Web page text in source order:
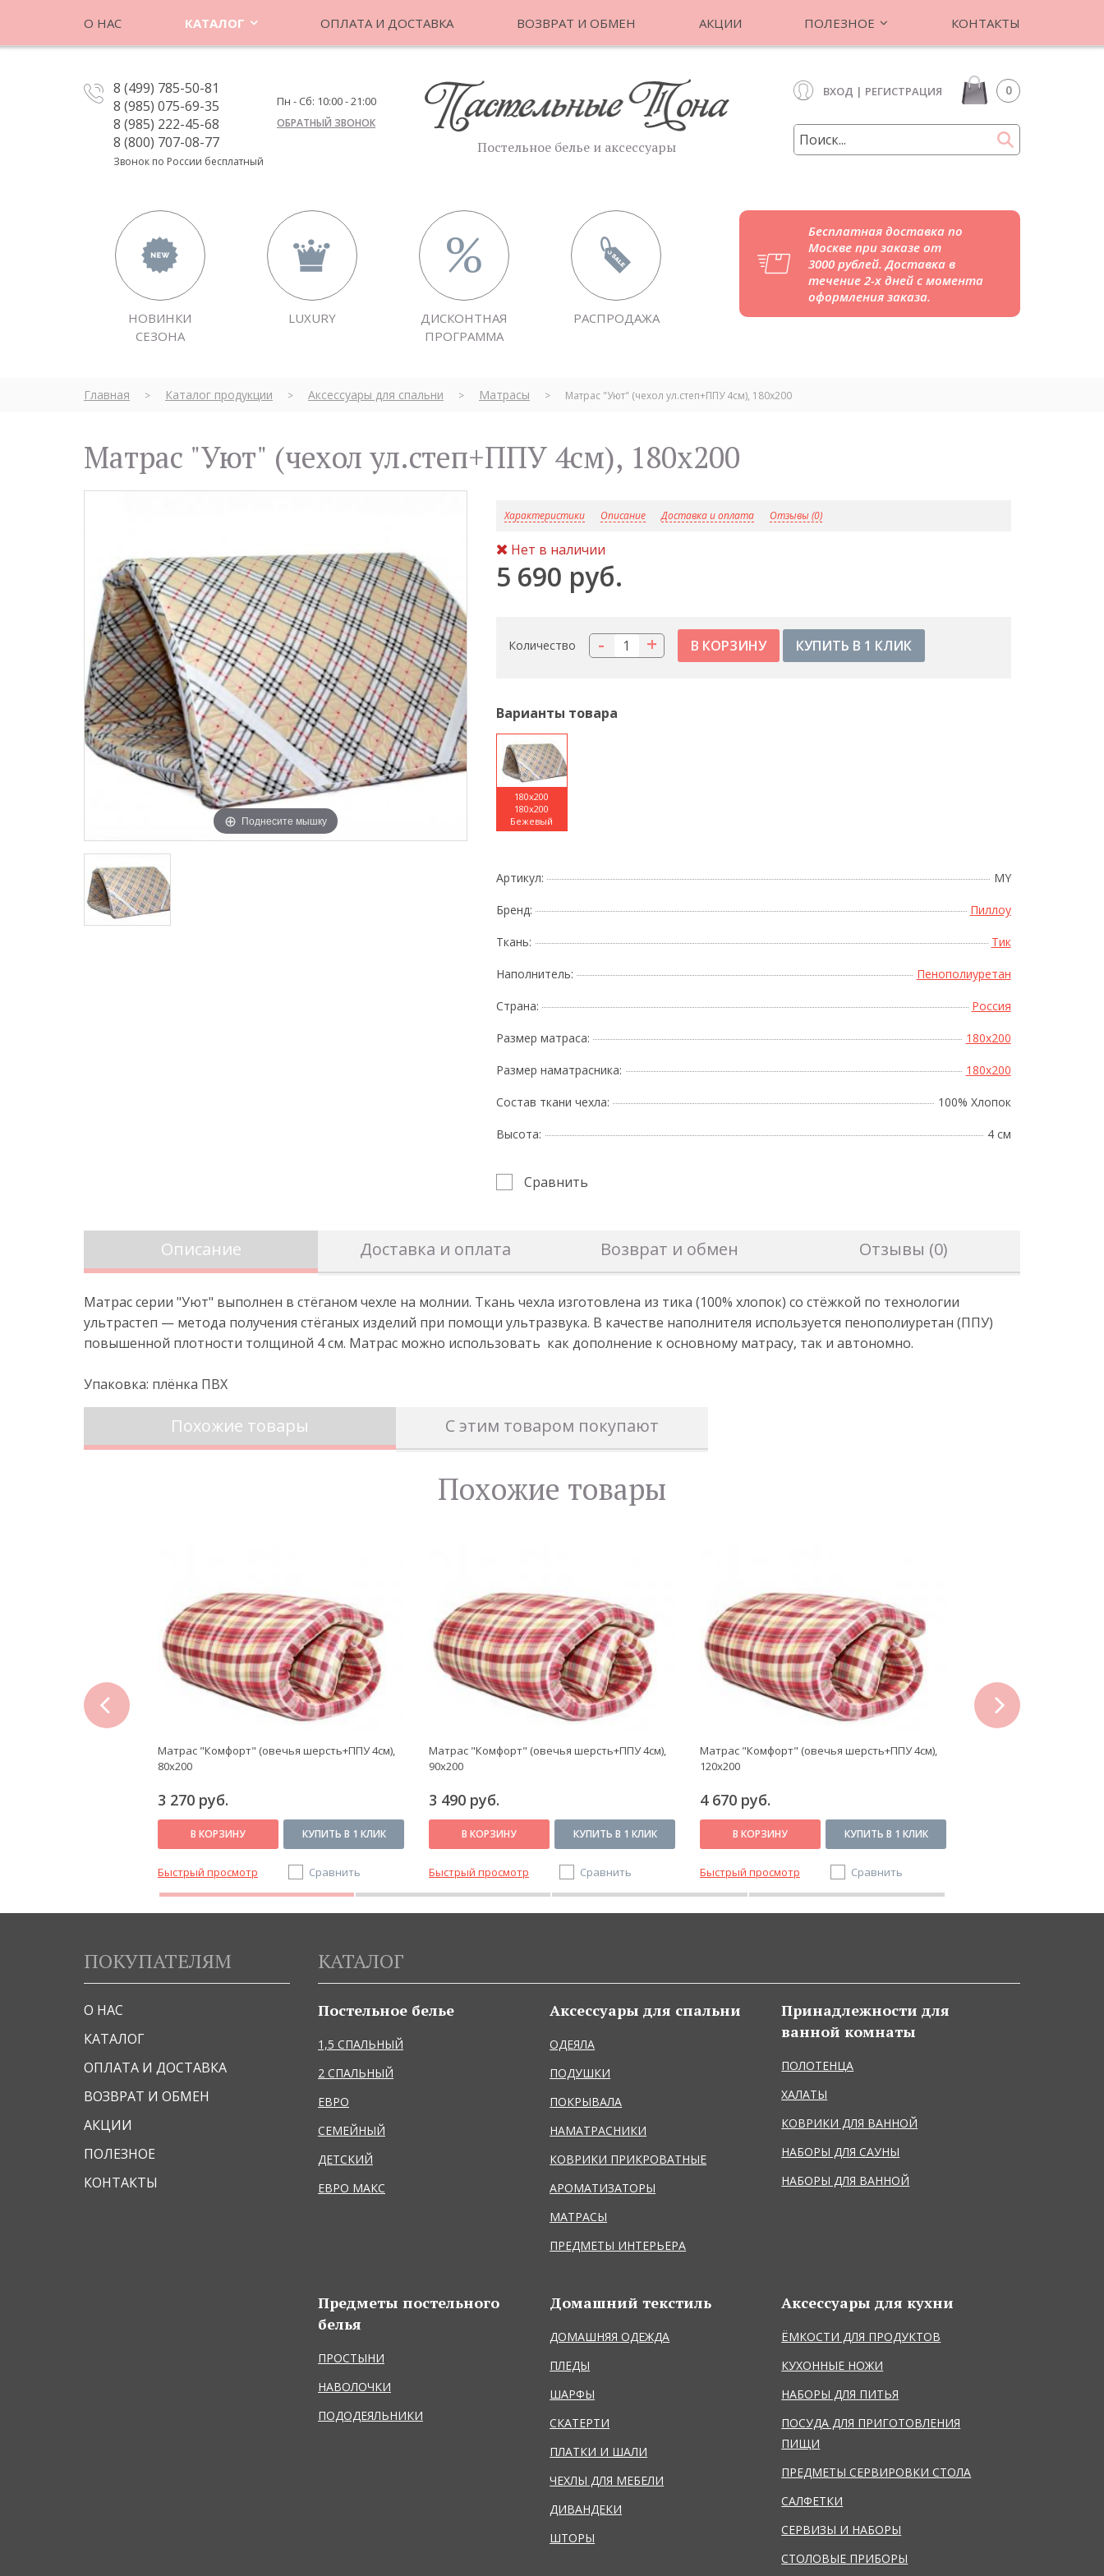
О НАС КАТАЛОГ ОПЛАТА И ДОСТАВКА ВОЗВРАТ И ОБМЕН АКЦИИ ПОЛЕЗНОЕ КОНТАКТЫ
8 (499) 785-50-81
8 (985) 075-69-35
8 (985) 222-45-68
8 (800) 707-08-77
Звонок по России бесплатный
Пн - Сб: 10:00 - 21:00
ОБРАТНЫЙ ЗВОНОК
ВХОД | РЕГИСТРАЦИЯ 0
Постельное белье и аксессуары
НОВИНКИ
СЕЗОНА
LUXURY
ДИСКОНТНАЯ
ПРОГРАММА
РАСПРОДАЖА
Бесплатная доставка по
Москве при заказе от
3000 рублей. Доставка в
течение 2-х дней с момента
оформления заказа.
Главная > Каталог продукции > Аксессуары для спальни > Матрасы > Матрас "Уют" (чехол ул.степ+ППУ 4см), 180x200
Матрас "Уют" (чехол ул.степ+ППУ 4см), 180x200
Поднесите мышку
Характеристики Описание Доставка и оплата Отзывы (0)
Нет в наличии
5 690 руб.
Количество +
- КУПИТЬ В 1 КЛИК
Варианты товара
180x200
180x200
Бежевый
Артикул: MY
Бренд: Пиллоу
Ткань: Тик
Наполнитель: Пенополиуретан
Страна: Россия
Размер матраса: 180x200
Размер наматрасника: 180x200
Состав ткани чехла: 100% Хлопок
Высота: 4 см
Сравнить
Описание Доставка и оплата Возврат и обмен Отзывы (0)
Матрас серии "Уют" выполнен в стёганом чехле на молнии. Ткань чехла изготовлена из тика (100% хлопок) со стёжкой по технологии
ультрастеп — метода получения стёганых изделий при помощи ультразвука. В качестве наполнителя используется пенополиуретан (ППУ)
повышенной плотности толщиной 4 см. Матрас можно использовать как дополнение к основному матрасу, так и автономно.
Упаковка: плёнка ПВХ
Похожие товары С этим товаром покупают
Похожие товары
Матрас "Комфорт" (овечья шерсть+ППУ 4см),
80x200
3 270 руб.
В КОРЗИНУ КУПИТЬ В 1 КЛИК
Быстрый просмотр Сравнить
Матрас "Комфорт" (овечья шерсть+ППУ 4см),
90x200
3 490 руб.
В КОРЗИНУ КУПИТЬ В 1 КЛИК
Быстрый просмотр Сравнить
Матрас "Комфорт" (овечья шерсть+ППУ 4см),
120x200
4 670 руб.
В КОРЗИНУ КУПИТЬ В 1 КЛИК
Быстрый просмотр Сравнить
next
ПОКУПАТЕЛЯМ
О НАС
КАТАЛОГ
ОПЛАТА И ДОСТАВКА
ВОЗВРАТ И ОБМЕН
АКЦИИ
ПОЛЕЗНОЕ
КОНТАКТЫ
КАТАЛОГ
Постельное белье
1,5 СПАЛЬНЫЙ
2 СПАЛЬНЫЙ
ЕВРО
СЕМЕЙНЫЙ
ДЕТСКИЙ
ЕВРО МАКС
Аксессуары для спальни
ОДЕЯЛА
ПОДУШКИ
ПОКРЫВАЛА
НАМАТРАСНИКИ
КОВРИКИ ПРИКРОВАТНЫЕ
АРОМАТИЗАТОРЫ
МАТРАСЫ
ПРЕДМЕТЫ ИНТЕРЬЕРА
Принадлежности для
ванной комнаты
ПОЛОТЕНЦА
ХАЛАТЫ
КОВРИКИ ДЛЯ ВАННОЙ
НАБОРЫ ДЛЯ САУНЫ
НАБОРЫ ДЛЯ ВАННОЙ
Предметы постельного
белья
ПРОСТЫНИ
НАВОЛОЧКИ
ПОДОДЕЯЛЬНИКИ
Домашний текстиль
ДОМАШНЯЯ ОДЕЖДА
ПЛЕДЫ
ШАРФЫ
СКАТЕРТИ
ПЛАТКИ И ШАЛИ
ЧЕХЛЫ ДЛЯ МЕБЕЛИ
ДИВАНДЕКИ
ШТОРЫ
Аксессуары для кухни
ЁМКОСТИ ДЛЯ ПРОДУКТОВ
КУХОННЫЕ НОЖИ
НАБОРЫ ДЛЯ ПИТЬЯ
ПОСУДА ДЛЯ ПРИГОТОВЛЕНИЯ
ПИЩИ
ПРЕДМЕТЫ СЕРВИРОВКИ СТОЛА
САЛФЕТКИ
СЕРВИЗЫ И НАБОРЫ
СТОЛОВЫЕ ПРИБОРЫ